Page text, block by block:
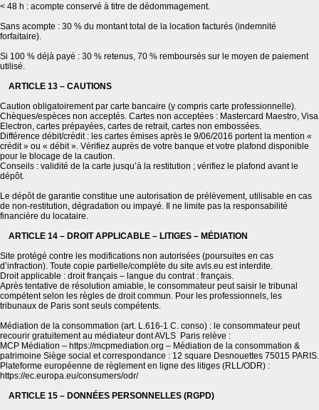
< 48 h : acompte conservé à titre de dédommagement.
Sans acompte : 30 % du montant total de la location facturés (indemnité
forfaitaire).
Si 100 % déjà payé : 30 % retenus, 70 % remboursés sur le moyen de paiement
utilisé.
ARTICLE 13 – CAUTIONS
Caution obligatoirement par carte bancaire (y compris carte professionnelle).
Chèques/espèces non acceptés. Cartes non acceptées : Mastercard Maestro, Visa
Electron, cartes prépayées, cartes de retrait, cartes non embossées.
Différence débit/crédit : les cartes émises après le 9/06/2016 portent la mention «
crédit » ou « débit ». Vérifiez auprès de votre banque et votre plafond disponible
pour le blocage de la caution.
Conseils : validité de la carte jusqu’à la restitution ; vérifiez le plafond avant le
dépôt.
Le dépôt de garantie constitue une autorisation de prélèvement, utilisable en cas
de non-restitution, dégradation ou impayé. Il ne limite pas la responsabilité
financière du locataire.
ARTICLE 14 – DROIT APPLICABLE – LITIGES – MÉDIATION
Site protégé contre les modifications non autorisées (poursuites en cas
d’infraction). Toute copie partielle/complète du site avls.eu est interdite.
Droit applicable : droit français – langue du contrat : français.
Après tentative de résolution amiable, le consommateur peut saisir le tribunal
compétent selon les règles de droit commun. Pour les professionnels, les
tribunaux de Paris sont seuls compétents.
Médiation de la consommation (art. L.616-1 C. conso) : le consommateur peut
recourir gratuitement au médiateur dont AVLS Paris relève :
MCP Médiation – https://mcpmediation.org – Médiation de la consommation &
patrimoine Siège social et correspondance : 12 square Desnouettes 75015 PARIS.
Plateforme européenne de règlement en ligne des litiges (RLL/ODR) :
https://ec.europa.eu/consumers/odr/
ARTICLE 15 – DONNÉES PERSONNELLES (RGPD)